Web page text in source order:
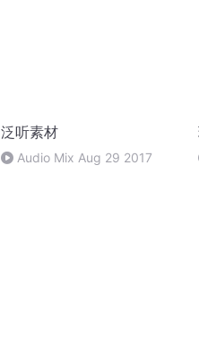
泛听素材
Audio Mix Aug 29 2017